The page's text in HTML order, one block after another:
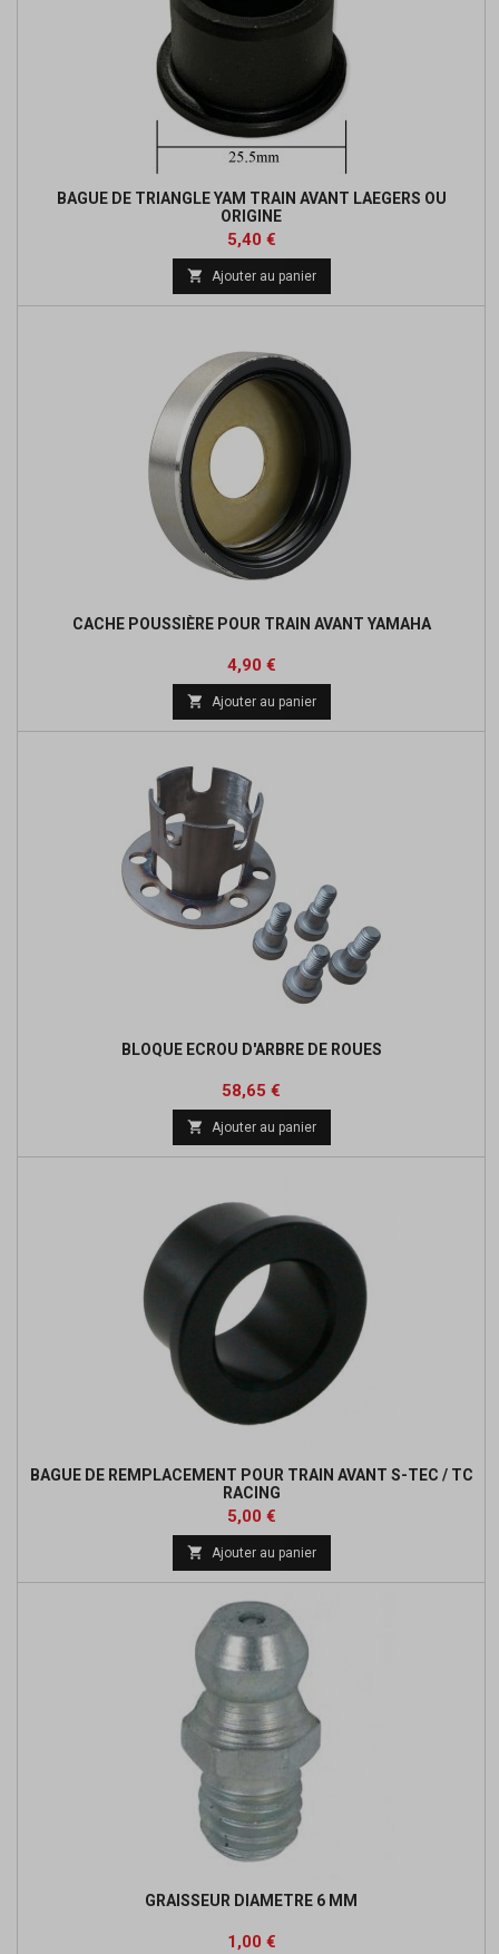
BAGUE DE TRIANGLE YAM TRAIN AVANT LAEGERS OU
ORIGINE
Prix
5,40 €Prix
base
 Ajouter au panier
CACHE POUSSIÈRE POUR TRAIN AVANT YAMAHA
Prix
4,90 €
 Ajouter au panier
BLOQUE ECROU D'ARBRE DE ROUES
Prix
58,65 €
base
 Ajouter au panier
BAGUE DE REMPLACEMENT POUR TRAIN AVANT S-TEC / TC
RACING
Prix
5,00 €
 Ajouter au panier
GRAISSEUR DIAMETRE 6 MM
Prix
1,00 €